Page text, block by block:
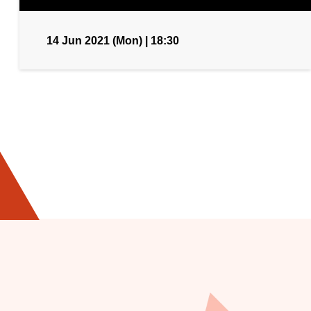
14 Jun 2021 (Mon) | 18:30